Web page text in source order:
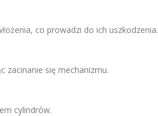
co prowadzi do ich uszkodzenia.
zacinanie się mechanizmu.
cylindrów.